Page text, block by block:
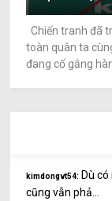
Chiến tranh đã
toàn quân ta
đang cố gắng hàn
kimdongvt54: Dù
cũng vẫn phả...